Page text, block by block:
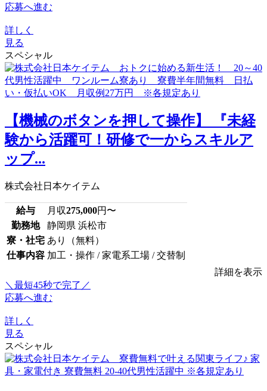
応募へ進む
詳しく
見る
スペシャル
【機械のボタンを押して操作】 『未経
験から活躍可！研修で一からスキルア
ップ...
株式会社日本ケイテム
給与 月収275,000円〜
勤務地
静岡県 浜松市
寮・社宅 あり（無料）
仕事内容 加工・操作 / 家電系工場 / 交替制
詳細を表示
＼最短45秒で完了／
応募へ進む
詳しく
見る
スペシャル